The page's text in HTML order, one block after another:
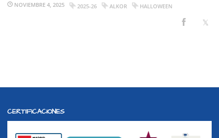
NOVIEMBRE 4, 2025 2025-26 ALKOR HALLOWEEN
CERTIFICACIONES